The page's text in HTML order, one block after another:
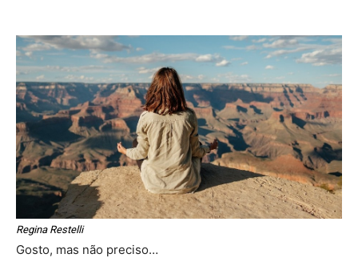
Regina Restelli
Gosto, mas não preciso…